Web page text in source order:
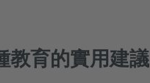
教育的實用建議